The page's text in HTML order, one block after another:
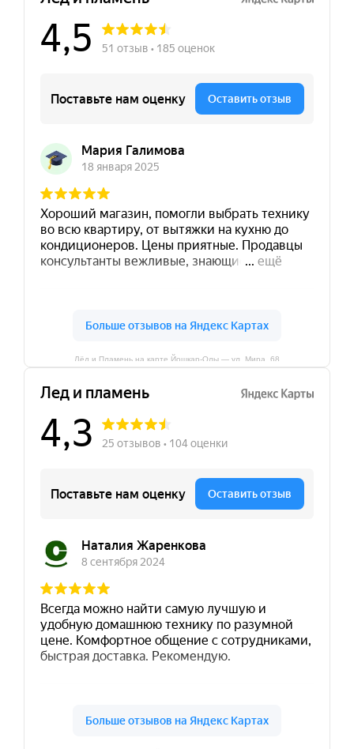
Лёд и Пламень на карте Йошкар‑Олы — ул. Мира, 68